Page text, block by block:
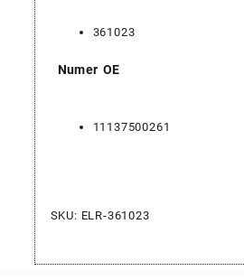
361023
Numer OE
11137500261
SKU: ELR-361023